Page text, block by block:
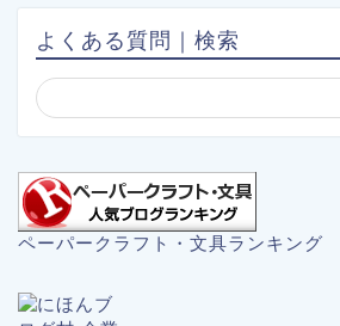
よくある質問｜検索
ペーパークラフト・文具ランキング